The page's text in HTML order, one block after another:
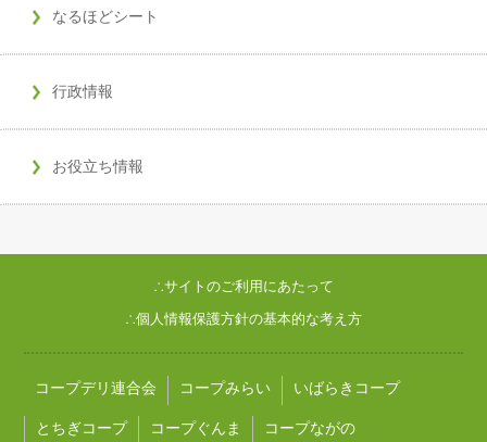
なるほどシート
行政情報
お役立ち情報
∴サイトのご利用にあたって
∴個人情報保護方針の基本的な考え方
コープデリ連合会 コープみらい いばらきコープ
とちぎコープ コープぐんま コープながの